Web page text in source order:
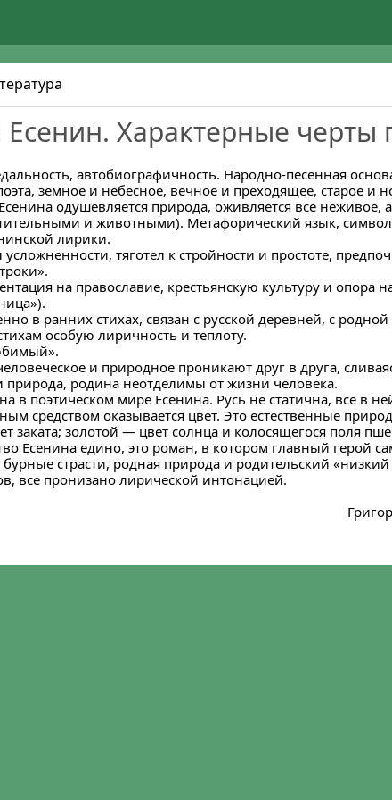
Характерные черты
автобиографичность. Народно-песенная
земное и небесное, вечное и преходящее, старое и
одушевляется природа, оживляется все неживое,
и животными). Метафорический язык,
лирики.
усложненности, тяготел к стройности и простоте,
на православие, крестьянскую культуру и опора
в ранних стихах, связан с русской деревней, с
особую лиричность и теплоту.
и природное проникают друг в друга,
природа, родина неотделимы от жизни человека.
в поэтическом мире Есенина. Русь не статична, все в
средством оказывается цвет. Это естественные
заката; золотой — цвет солнца и колосящегося поля
Есенина едино, это роман, в котором главный герой
страсти, родная природа и родительский
все пронизано лирической интонацией.